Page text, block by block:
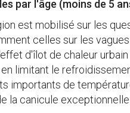
par l'âge (moins de 5
est mobilisé sur les
celles sur les
d'îlot de chaleur
limitant le
importants de
la canicule